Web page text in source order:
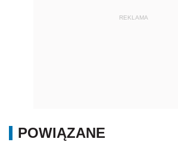
REKLAMA
POWIĄZANE